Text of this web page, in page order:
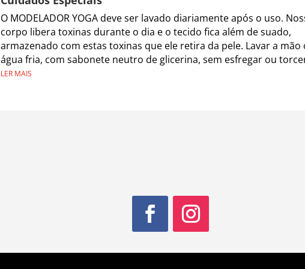
O MODELADOR YOGA deve ser lavado diariamente após o uso.
corpo libera toxinas durante o dia e o tecido fica além de suado,
armazenado com estas toxinas que ele retira da pele. Lavar a mão
água fria, com sabonete neutro de glicerina, sem esfregar ou
LER MAIS